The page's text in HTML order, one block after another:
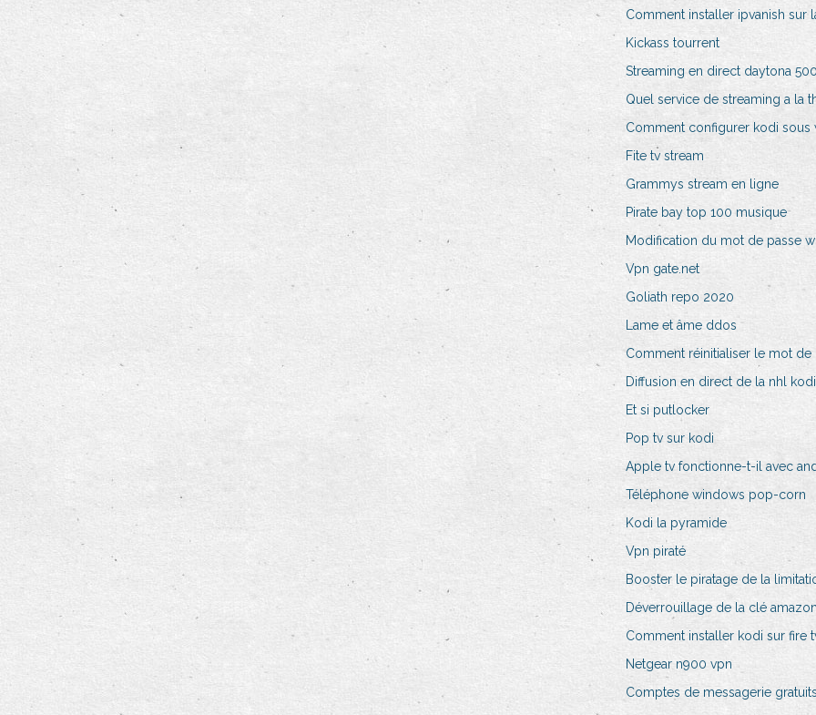
Comment installer ipvanish sur
Kickass tourrent
Streaming en direct daytona
Quel service de streaming a la
Comment configurer kodi sous
Fite tv stream
Grammys stream en ligne
Pirate bay top 100 musique
Modification du mot de passe
Vpn gate.net
Goliath repo 2020
Lame et âme ddos
Comment réinitialiser le mot
Diffusion en direct de la nhl kodi
Et si putlocker
Pop tv sur kodi
Apple tv fonctionne-t-il avec
Téléphone windows pop-corn
Kodi la pyramide
Vpn piraté
Booster le piratage de la
Déverrouillage de la clé
Comment installer kodi sur fire
Netgear n900 vpn
Comptes de messagerie